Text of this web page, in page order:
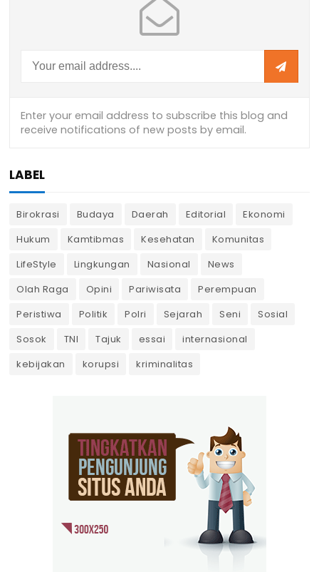
LABEL
Birokrasi Budaya Daerah Editorial
Ekonomi
Hukum
Kamtibmas Kesehatan
Komunitas
LifeStyle
Lingkungan Nasional
News
Olah Raga
Opini Pariwisata
Perempuan
Peristiwa
Politik Polri Sejarah Seni
Sosial
Sosok
TNI Tajuk essai
internasional
kebijakan
korupsi kriminalitas